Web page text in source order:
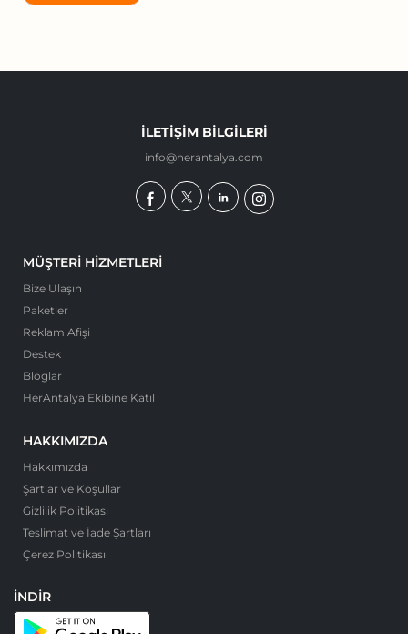
İLETIŞIM BILGILERI
info@herantalya.com
MÜŞTERI HIZMETLERI
Bize Ulaşın
Paketler
Reklam Afişi
Destek
Bloglar
HerAntalya Ekibine Katıl
HAKKIMIZDA
Hakkımızda
Şartlar ve Koşullar
Gizlilik Politikası
Teslimat ve İade Şartları
Çerez Politikası
İNDIR